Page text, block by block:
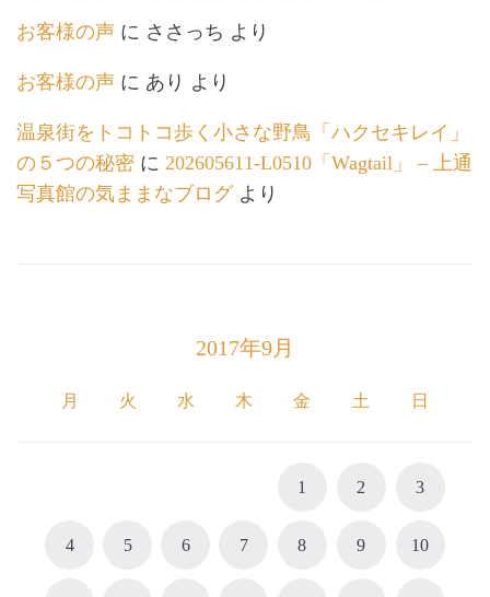
お客様の声 に ささっち より
お客様の声 に あり より
温泉街をトコトコ歩く小さな野鳥「ハクセキレイ」
の５つの秘密 に 202605611-L0510「Wagtail」 – 上通
写真館の気ままなブログより
2017年9月
月 火 水 木 金 土 日
1 2 3
4 5 6 7 8 9 10